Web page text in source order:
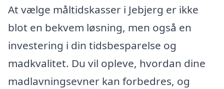
At vælge måltidskasser i Jebjerg er ikke
blot en bekvem løsning, men også en
investering i din tidsbesparelse og
madkvalitet. Du vil opleve, hvordan dine
madlavningsevner kan forbedres, og